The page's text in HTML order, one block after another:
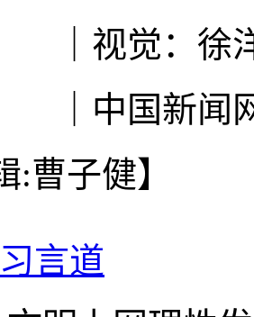
｜视觉：徐
｜中国新闻网
:曹子健】
习言道